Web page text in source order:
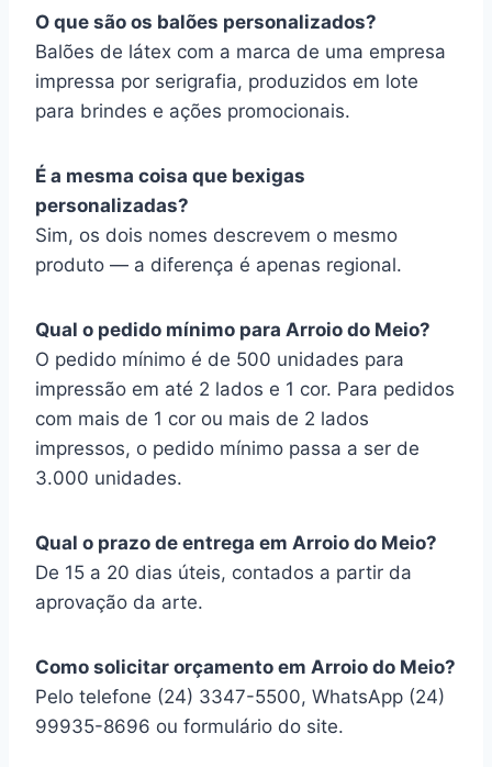
O que são os balões personalizados?
Balões de látex com a marca de uma empresa
impressa por serigrafia, produzidos em lote
para brindes e ações promocionais.
É a mesma coisa que bexigas
personalizadas?
Sim, os dois nomes descrevem o mesmo
produto — a diferença é apenas regional.
Qual o pedido mínimo para Arroio do Meio?
O pedido mínimo é de 500 unidades para
impressão em até 2 lados e 1 cor. Para pedidos
com mais de 1 cor ou mais de 2 lados
impressos, o pedido mínimo passa a ser de
3.000 unidades.
Qual o prazo de entrega em Arroio do Meio?
De 15 a 20 dias úteis, contados a partir da
aprovação da arte.
Como solicitar orçamento em Arroio do Meio?
Pelo telefone (24) 3347-5500, WhatsApp (24)
99935-8696 ou formulário do site.